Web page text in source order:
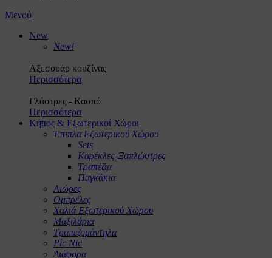
Μενού
New
New!
Αξεσουάρ κουζίνας
Περισσότερα
Γλάστρες - Κασπό
Περισσότερα
Κήπος & Εξωτερικοί Χώροι
Έπιπλα Εξωτερικού Χώρου
Sets
Καρέκλες-Ξαπλώστρες
Τραπέζια
Παγκάκια
Αιώρες
Ομπρέλες
Χαλιά Εξωτερικού Χώρου
Μαξιλάρια
Τραπεζομάντηλα
Pic Nic
Διάφορα